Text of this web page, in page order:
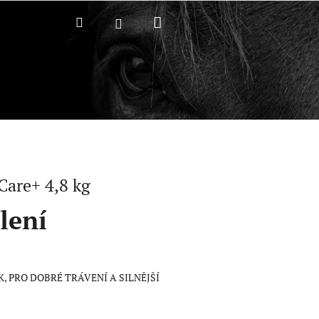
HledatPřihlášeníNákupní
košík
4,8 kg
PRO DOBRÉ TRÁVENÍ A SILNĚJŠÍ